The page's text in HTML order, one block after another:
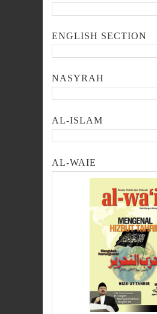
ENGLISH SECTION
NASYRAH
AL-ISLAM
AL-WAIE